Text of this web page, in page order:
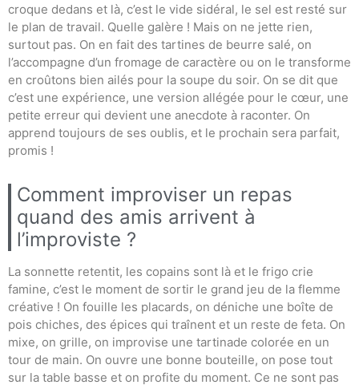
croque dedans et là, c’est le vide sidéral, le sel est resté sur
le plan de travail. Quelle galère ! Mais on ne jette rien,
surtout pas. On en fait des tartines de beurre salé, on
l’accompagne d’un fromage de caractère ou on le transforme
en croûtons bien ailés pour la soupe du soir. On se dit que
c’est une expérience, une version allégée pour le cœur, une
petite erreur qui devient une anecdote à raconter. On
apprend toujours de ses oublis, et le prochain sera parfait,
promis !
Comment improviser un repas
quand des amis arrivent à
l’improviste ?
La sonnette retentit, les copains sont là et le frigo crie
famine, c’est le moment de sortir le grand jeu de la flemme
créative ! On fouille les placards, on déniche une boîte de
pois chiches, des épices qui traînent et un reste de feta. On
mixe, on grille, on improvise une tartinade colorée en un
tour de main. On ouvre une bonne bouteille, on pose tout
sur la table basse et on profite du moment. Ce ne sont pas